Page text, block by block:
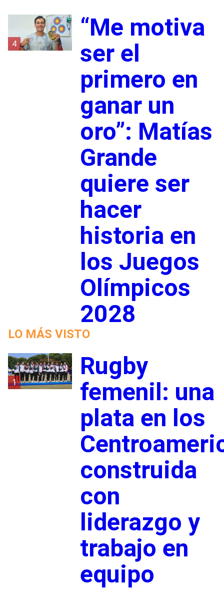
4
“Me motiva
ser el
primero en
ganar un
oro”: Matías
Grande
quiere ser
hacer
historia en
los Juegos
Olímpicos
2028
LO MÁS VISTO
1
Rugby
femenil: una
plata en los
construida
con
liderazgo y
trabajo en
equipo